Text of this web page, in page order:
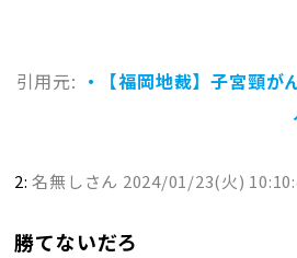
引用元: ・【福岡地裁】子宮頸が
2:名無しさん 2024/01/23(火)
勝てないだろ